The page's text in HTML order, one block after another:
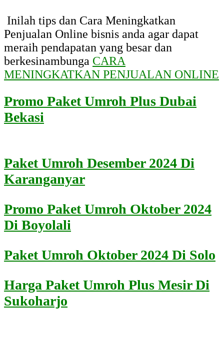
Inilah tips dan Cara Meningkatkan
Penjualan Online bisnis anda agar dapat
meraih pendapatan yang besar dan
berkesinambunga CARA
MENINGKATKAN PENJUALAN ONLINE
Promo Paket Umroh Plus Dubai
Bekasi
Paket Umroh Desember 2024 Di
Karanganyar
Promo Paket Umroh Oktober 2024
Di Boyolali
Paket Umroh Oktober 2024 Di Solo
Harga Paket Umroh Plus Mesir Di
Sukoharjo